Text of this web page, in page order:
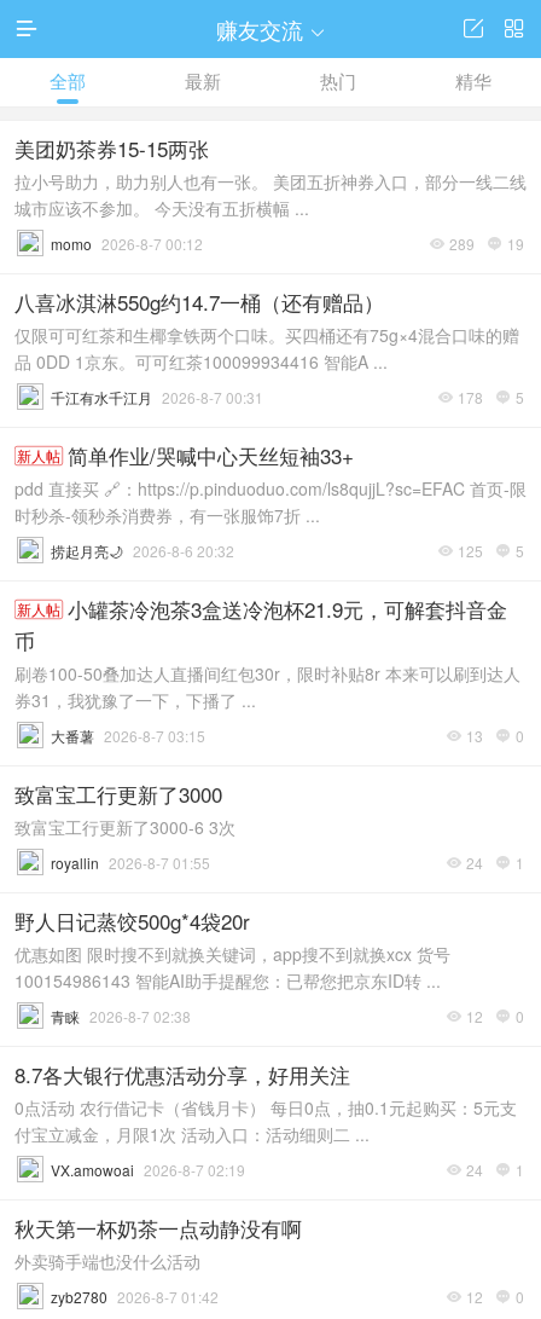
 赚友交流  

全部 最新 热门 精华
美团奶茶券15-15两张
拉小号助力，助力别人也有一张。 美团五折神券入口，部分一线二线
城市应该不参加。 今天没有五折横幅 ...
 289  19
momo 2026-8-7 00:12
八喜冰淇淋550g约14.7一桶（还有赠品）
仅限可可红茶和生椰拿铁两个口味。买四桶还有75g×4混合口味的赠
品 0DD 1京东。可可红茶100099934416 智能A ...
 178  5
千江有水千江月 2026-8-7 00:31
新人帖 简单作业/哭喊中心天丝短袖33+
pdd 直接买 🔗：https://p.pinduoduo.com/ls8qujjL?sc=EFAC 首页-限
时秒杀-领秒杀消费券，有一张服饰7折 ...
 125  5
捞起月亮🌙 2026-8-6 20:32
新人帖 小罐茶冷泡茶3盒送冷泡杯21.9元，可解套抖音金
币
刷卷100-50叠加达人直播间红包30r，限时补贴8r 本来可以刷到达人
券31，我犹豫了一下，下播了 ...
 13  0
大番薯 2026-8-7 03:15
致富宝工行更新了3000
致富宝工行更新了3000-6 3次
 24  1
royallin 2026-8-7 01:55
野人日记蒸饺500g*4袋20r
优惠如图 限时搜不到就换关键词，app搜不到就换xcx 货号
100154986143 智能AI助手提醒您：已帮您把京东ID转 ...
 12  0
青睐 2026-8-7 02:38
8.7各大银行优惠活动分享，好用关注
0点活动 农行借记卡（省钱月卡） 每日0点，抽0.1元起购买：5元支
付宝立减金，月限1次 活动入口：活动细则二 ...
 24  1
VX.amowoai 2026-8-7 02:19
秋天第一杯奶茶一点动静没有啊
外卖骑手端也没什么活动
 12  0
zyb2780 2026-8-7 01:42